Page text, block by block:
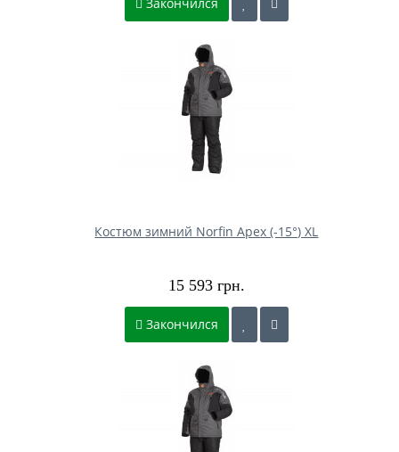
Костюм зимний Norfin Apex (-15°) XL
15 593 грн.
Закончился